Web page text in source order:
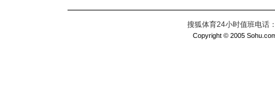
搜狐体育24小时值班电话
Copyright © 2005